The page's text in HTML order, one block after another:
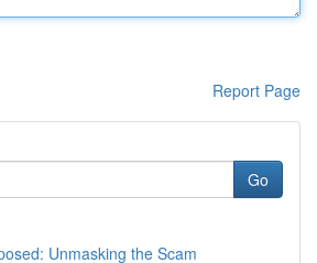
Report Page
Go
Unmasking the Scam